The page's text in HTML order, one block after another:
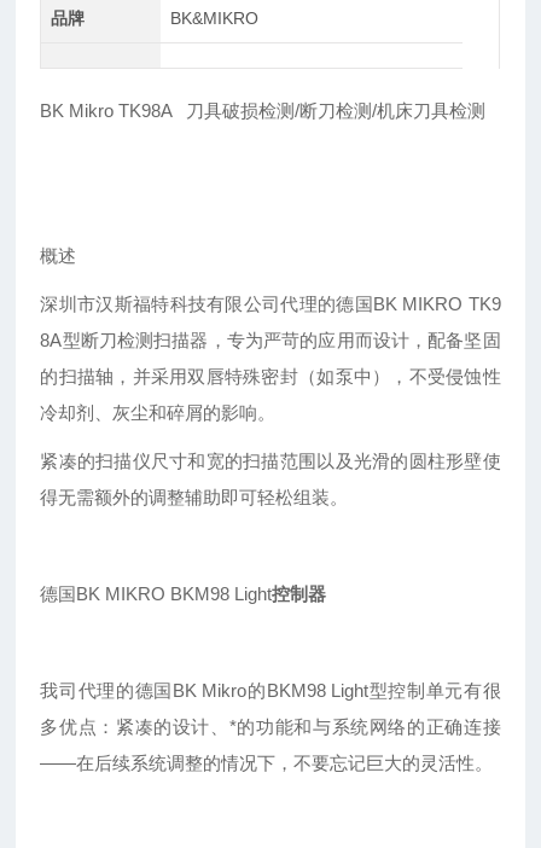
品牌 BK&MIKRO
BK Mikro TK98A 刀具破损检测/断刀检测/机床刀具检测
概述
深圳市汉斯福特科技有限公司代理的德国BK MIKRO TK9
8A型断刀检测扫描器，专为严苛的应用而设计，配备坚固
的扫描轴，并采用双唇特殊密封（如泵中），不受侵蚀性
冷却剂、灰尘和碎屑的影响。
紧凑的扫描仪尺寸和宽的扫描范围以及光滑的圆柱形壁使
得无需额外的调整辅助即可轻松组装。
德国BK MIKRO BKM98 Light控制器
我司代理的德国BK Mikro的BKM98 Light型控制单元有很
多优点：紧凑的设计、*的功能和与系统网络的正确连接
——在后续系统调整的情况下，不要忘记巨大的灵活性。